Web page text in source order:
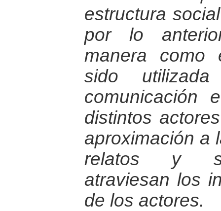
estructura
por lo
manera como
sido
comunicación
distintos
aproximación a
relatos y
atraviesan los
de los actores.